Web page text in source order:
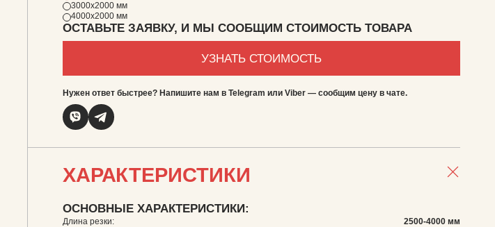
3000х2000 мм
4000х2000 мм
ОСТАВЬТЕ ЗАЯВКУ, И МЫ СООБЩИМ СТОИМОСТЬ ТОВАРА
УЗНАТЬ СТОИМОСТЬ
Нужен ответ быстрее? Напишите нам в Telegram или Viber — сообщим цену в чате.
ХАРАКТЕРИСТИКИ
ОСНОВНЫЕ ХАРАКТЕРИСТИКИ:
Длина резки:
2500-4000 мм